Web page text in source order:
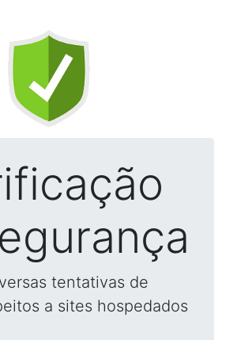
tentativas de
a sites hospedados